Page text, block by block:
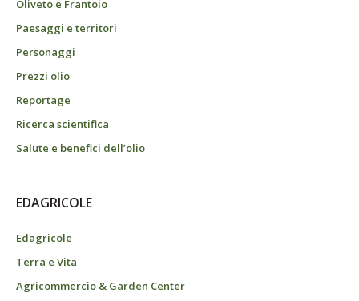
Oliveto e Frantoio
Paesaggi e territori
Personaggi
Prezzi olio
Reportage
Ricerca scientifica
Salute e benefici dell’olio
EDAGRICOLE
Edagricole
Terra e Vita
Agricommercio & Garden Center